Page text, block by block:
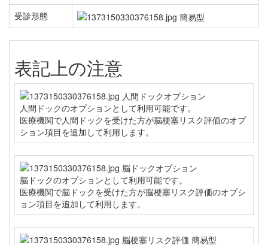
受診形態
表記上の注意
人間ドックのオプションとして利用可能です。
医療機関で人間ドックを受けた方が脳梗塞リスク評価のオプ
ション項目を追加して利用します。
脳ドックのオプションとして利用可能です。
医療機関で脳ドックを受けた方が脳梗塞リスク評価のオプシ
ョン項目を追加して利用します。